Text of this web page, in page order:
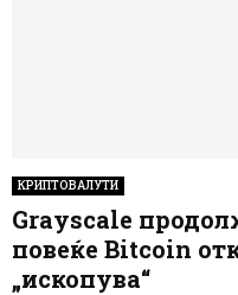
КРИПТОВАЛУТИ
Grayscale
повеќе Bitcoin
„ископува“